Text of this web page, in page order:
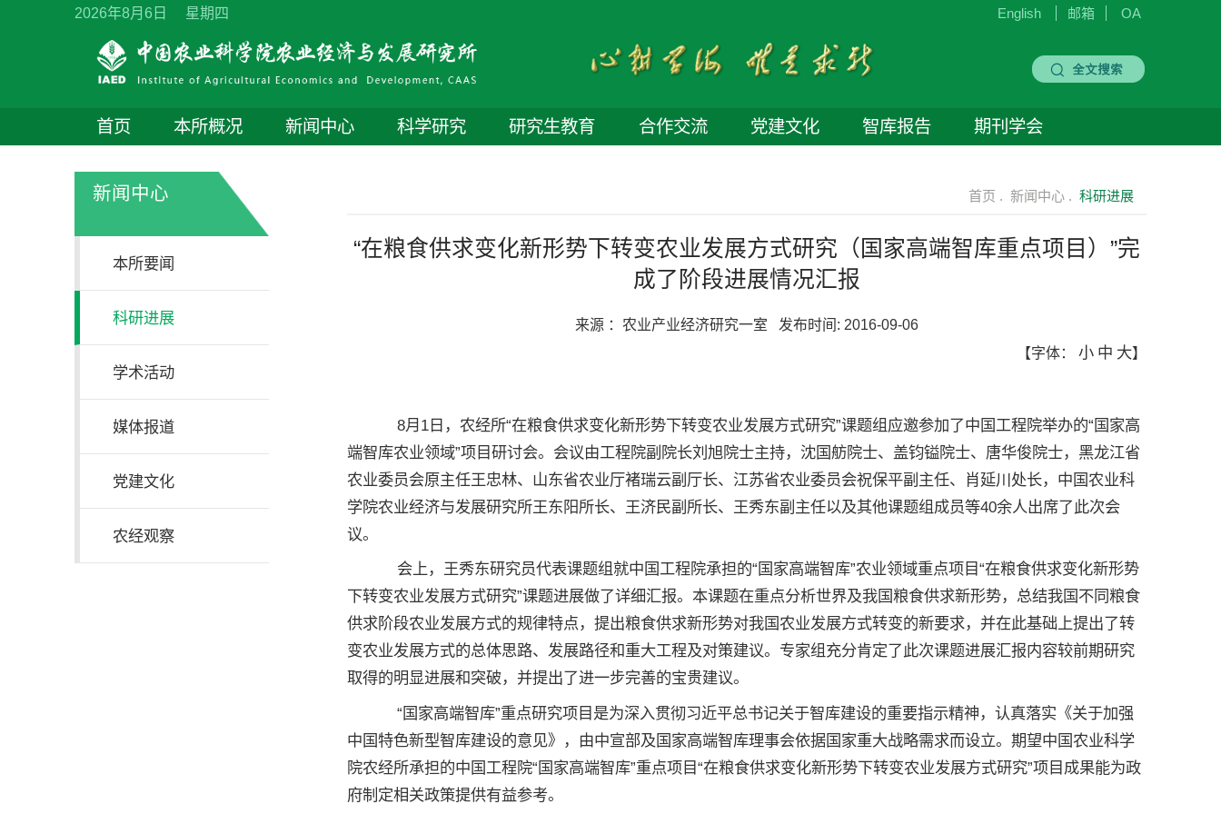
English 邮箱 OA
2026年8月6日 星期四
首页 本所概况 新闻中心 科学研究 研究生教育 合作交流 党建文化 智库报告 期刊学会
新闻中心
本所要闻
科研进展
学术活动
媒体报道
党建文化
农经观察
首页 . 新闻中心 . 科研进展
“在粮食供求变化新形势下转变农业发展方式研究（国家高端智库重点项目）”完
成了阶段进展情况汇报
来源 ：农业产业经济研究一室 发布时间: 2016-09-06
【字体： 小 中 大】
8月1日，农经所“在粮食供求变化新形势下转变农业发展方式研究”课题组应邀参加了中国工程院举办的“国家高
端智库农业领域”项目研讨会。会议由工程院副院长刘旭院士主持，沈国舫院士、盖钧镒院士、唐华俊院士，黑龙江省
农业委员会原主任王忠林、山东省农业厅褚瑞云副厅长、江苏省农业委员会祝保平副主任、肖延川处长，中国农业科
学院农业经济与发展研究所王东阳所长、王济民副所长、王秀东副主任以及其他课题组成员等40余人出席了此次会
议。
会上，王秀东研究员代表课题组就中国工程院承担的“国家高端智库”农业领域重点项目“在粮食供求变化新形势
下转变农业发展方式研究”课题进展做了详细汇报。本课题在重点分析世界及我国粮食供求新形势，总结我国不同粮食
供求阶段农业发展方式的规律特点，提出粮食供求新形势对我国农业发展方式转变的新要求，并在此基础上提出了转
变农业发展方式的总体思路、发展路径和重大工程及对策建议。专家组充分肯定了此次课题进展汇报内容较前期研究
取得的明显进展和突破，并提出了进一步完善的宝贵建议。
“国家高端智库”重点研究项目是为深入贯彻习近平总书记关于智库建设的重要指示精神，认真落实《关于加强
中国特色新型智库建设的意见》，由中宣部及国家高端智库理事会依据国家重大战略需求而设立。期望中国农业科学
院农经所承担的中国工程院“国家高端智库”重点项目“在粮食供求变化新形势下转变农业发展方式研究”项目成果能为政
府制定相关政策提供有益参考。